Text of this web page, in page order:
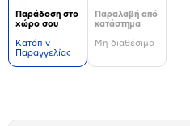
Παράδοση στο
χώρο σου
Kατόπιν
Παραγγελίας
Παραλαβή από
κατάστημα
Μη διαθέσιμο